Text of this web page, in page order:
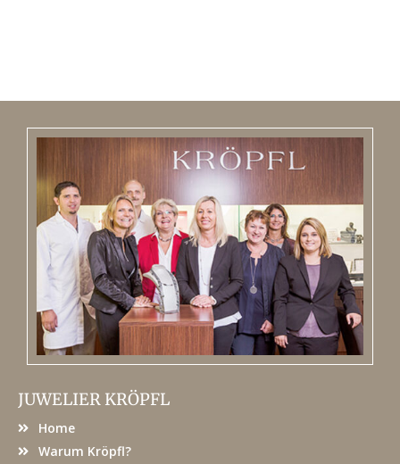
JUWELIER KRÖPFL
Home
Warum Kröpfl?